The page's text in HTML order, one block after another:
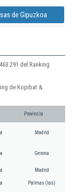
de Gipuzkoa
del Ranking
de Kopibat &
Provincia
Madrid
Gerona
Madrid
Palmas (las)